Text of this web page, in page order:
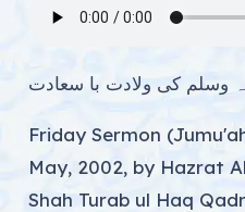
وسلم کی ولادت با سعادت
Friday Sermon
May, 2002, by Hazrat
Shah Turab ul Haq